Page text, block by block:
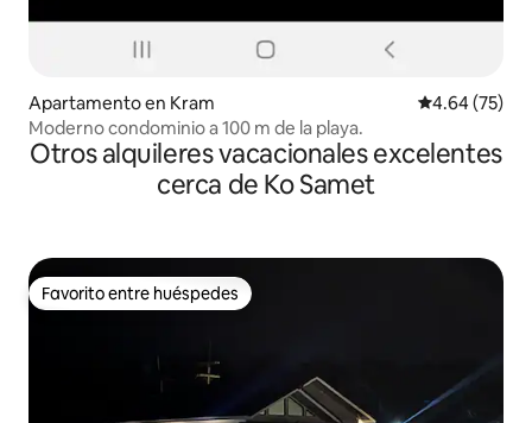
Apartamento en Kram Calificación
4.64 (75)
Moderno condominio a 100 m de la playa.
Otros alquileres vacacionales excelentes
cerca de Ko Samet
Favorito entre huéspedes
Favorito entre huéspedes